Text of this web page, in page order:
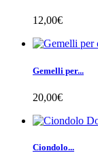
12,00€
Gemelli per...
20,00€
Ciondolo...